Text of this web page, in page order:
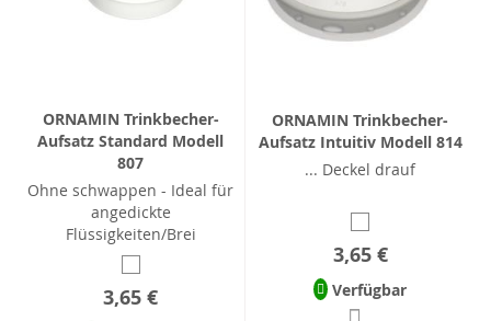
ORNAMIN Trinkbecher-
Aufsatz Standard Modell
807
Ohne schwappen - Ideal für
angedickte
Flüssigkeiten/Brei
3,65 €
ORNAMIN Trinkbecher-
Aufsatz Intuitiv Modell 814
... Deckel drauf
3,65 €
Verfügbar